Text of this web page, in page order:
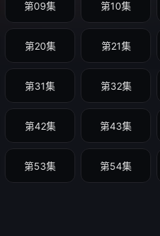
第09集 第10集
第20集 第21集
第31集 第32集
第42集 第43集
第53集 第54集